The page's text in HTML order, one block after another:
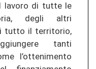
lavoro di tutte le
degli altri
tutto il territorio,
tanti
l’ottenimento